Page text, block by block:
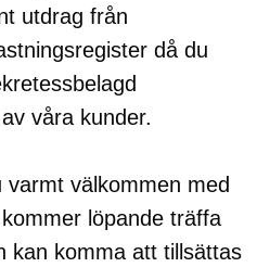
utdrag från
då du
våra kunder.
varmt välkommen med
löpande träffa
kan komma att tillsättas